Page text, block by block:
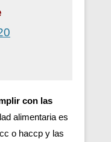
con las
alimentaria es
o haccp y las